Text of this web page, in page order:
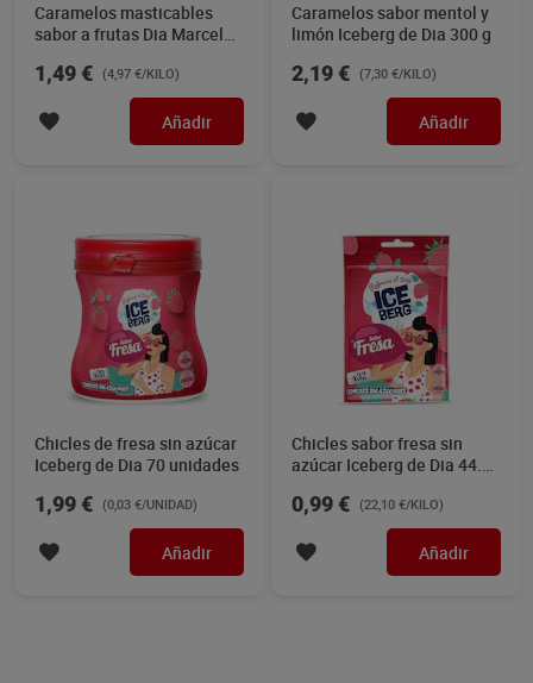
Caramelos masticables
sabor a frutas Dia Marcelo
1,49 € (4,97 €/KILO)
Añadir
Caramelos sabor mentol y
limón Iceberg de Dia 300 g
2,19 € (7,30 €/KILO)
Añadir
Chicles de fresa sin azúcar
Iceberg de Dia 70 unidades
1,99 € (0,03 €/UNIDAD)
Añadir
Chicles sabor fresa sin
azúcar Iceberg de Dia 44.8
0,99 € (22,10 €/KILO)
Añadir